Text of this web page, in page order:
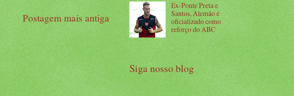
Postagem mais antiga
Ex-Ponte Preta e
Santos, Alemão é
oficializado como
reforço do ABC
Siga nosso blog